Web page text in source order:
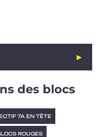
des blocs
7A EN TÊTE
ROUGES